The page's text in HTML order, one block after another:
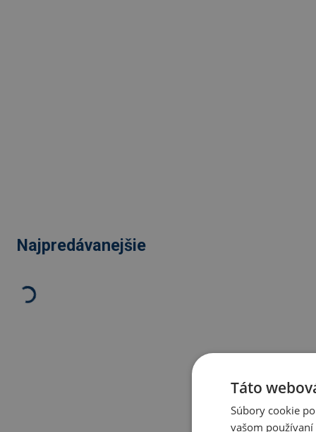
Najpredávanejšie
Táto
Súbory cookie
vašom